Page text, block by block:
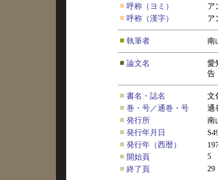
■ 呼称（ヨミ）
ア
■ 呼称（漢字） ア
■ 執筆者 南
■ 論文名
愛
告
■ 書名・誌名
文
■ 巻・号／通巻・号
通
■ 発行所
南
■ 発行年月日
■ 発行年（西暦）
■ 開始頁
5
■ 終了頁 29